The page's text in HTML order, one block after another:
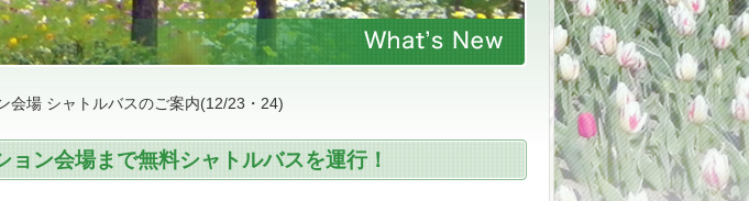
会場 シャトルバスのご案内(12/23・24)
ン会場まで無料シャトルバスを運行！